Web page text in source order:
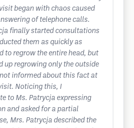
began with chaos caused
of telephone calls.
finally started consultations
them as quickly as
to regrow the entire head, but
up regrowing only the outside
informed about this fact at
Noticing this, I
to Ms. Patrycja expressing
and asked for a partial
Mrs. Patrycja described the